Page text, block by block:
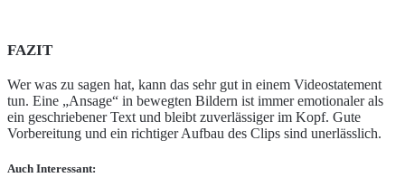
FAZIT
Wer was zu sagen hat, kann das sehr gut in einem Videostatement
tun. Eine „Ansage“ in bewegten Bildern ist immer emotionaler als
ein geschriebener Text und bleibt zuverlässiger im Kopf. Gute
Vorbereitung und ein richtiger Aufbau des Clips sind unerlässlich.
Auch Interessant: